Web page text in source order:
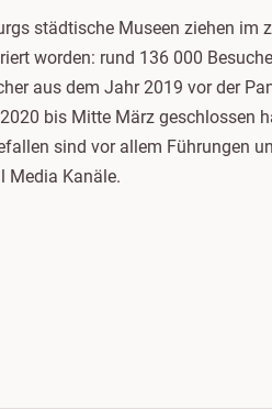
städtische Museen ziehen im
worden: rund 136 000
aus dem Jahr 2019 vor der
bis Mitte März geschlossen
sind vor allem Führungen
Media Kanäle.